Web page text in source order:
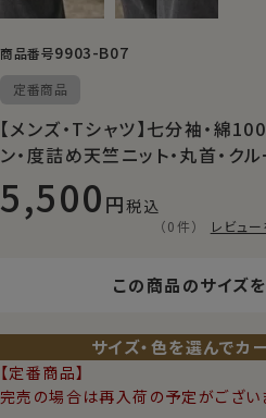
商品番号9903-B07
定番商品
【メンズ・Tシャツ】七分袖・綿
ン・度詰め天竺ニット・丸首・ク
5,500 税込
（0件） レビュ
この商品のサイズ
サイズ・色を選んでカ
【定番商品】
完売の場合は再入荷の予定がござい